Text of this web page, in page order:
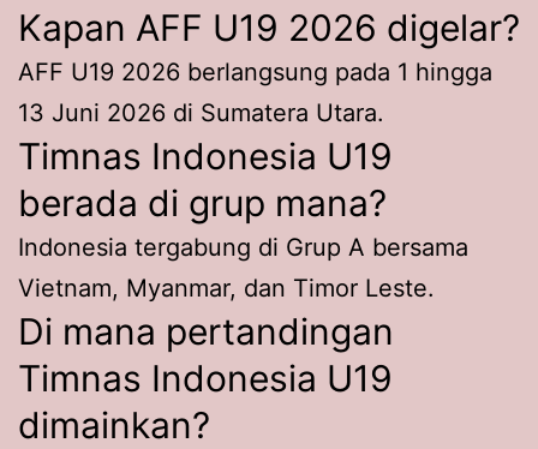
Kapan AFF U19 2026 digelar?
AFF U19 2026 berlangsung pada 1 hingga
13 Juni 2026 di Sumatera Utara.
Timnas Indonesia U19
berada di grup mana?
Indonesia tergabung di Grup A bersama
Vietnam, Myanmar, dan Timor Leste.
Di mana pertandingan
Timnas Indonesia U19
dimainkan?